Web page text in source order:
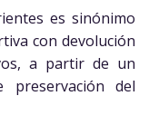
es sinónimo
con devolución
a partir de un
del